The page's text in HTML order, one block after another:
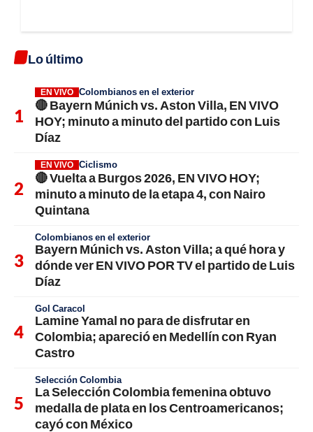
Lo último
EN VIVO Colombianos en el exterior
🔴 Bayern Múnich vs. Aston Villa, EN VIVO
HOY; minuto a minuto del partido con Luis
Díaz
EN VIVO Ciclismo
🔴 Vuelta a Burgos 2026, EN VIVO HOY;
minuto a minuto de la etapa 4, con Nairo
Quintana
Colombianos en el exterior
Bayern Múnich vs. Aston Villa; a qué hora y
dónde ver EN VIVO POR TV el partido de Luis
Díaz
Gol Caracol
Lamine Yamal no para de disfrutar en
Colombia; apareció en Medellín con Ryan
Castro
Selección Colombia
La Selección Colombia femenina obtuvo
medalla de plata en los Centroamericanos;
cayó con México